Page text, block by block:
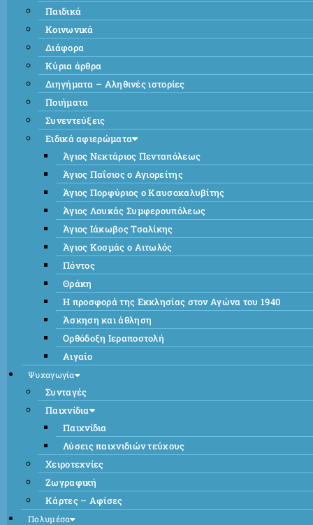
Παιδικά
Κοινωνικά
Διάφορα
Κύρια άρθρα
Διηγήματα – Αληθινές ιστορίες
Ποιήματα
Συνεντεύξεις
Ειδικά αφιερώματα
Άγιος Νεκτάριος Πενταπόλεως
Άγιος Παΐσιος ο Αγιορείτης
Άγιος Πορφύριος ο Καυσοκαλυβίτης
Άγιος Λουκάς Συμφερουπόλεως
Άγιος Ιάκωβος Τσαλίκης
Άγιος Κοσμάς ο Αιτωλός
Πόντος
Θράκη
Η προσφορά της Εκκλησίας στον Αγώνα του 1940
Άσκηση και άθληση
Ορθόδοξη Ιεραποστολή
Αιγαίο
Ψυχαγωγία
Συνταγές
Παιχνίδια
Παιχνίδια
Λύσεις παιχνιδιών τεύχους
Χειροτεχνίες
Ζωγραφική
Κάρτες – Αφίσες
Πολυμέσα